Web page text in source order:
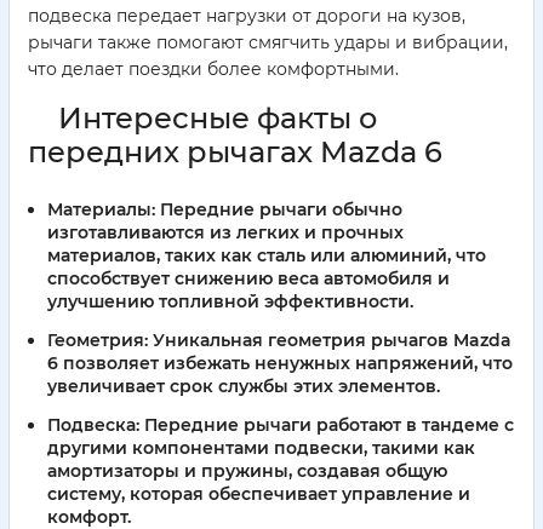
подвеска передает нагрузки от дороги на кузов,
рычаги также помогают смягчить удары и вибрации,
что делает поездки более комфортными.
Интересные факты о
передних рычагах Mazda 6
Материалы: Передние рычаги обычно
изготавливаются из легких и прочных
материалов, таких как сталь или алюминий, что
способствует снижению веса автомобиля и
улучшению топливной эффективности.
Геометрия: Уникальная геометрия рычагов Mazda
6 позволяет избежать ненужных напряжений, что
увеличивает срок службы этих элементов.
Подвеска: Передние рычаги работают в тандеме с
другими компонентами подвески, такими как
амортизаторы и пружины, создавая общую
систему, которая обеспечивает управление и
комфорт.